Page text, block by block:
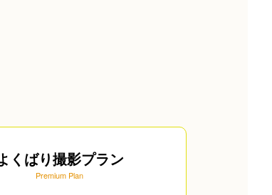
くばり撮影プラン
Premium Plan